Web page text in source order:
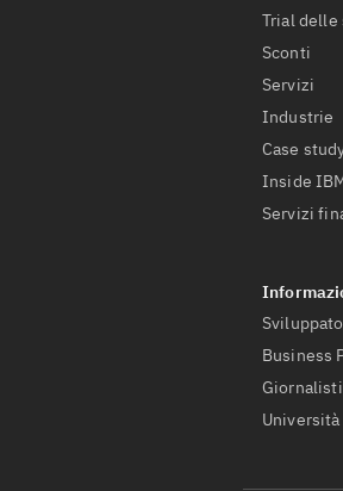
Trial delle
Sconti
Servizi
Industrie
Case
Inside
Servizi
Business
Giornalisti